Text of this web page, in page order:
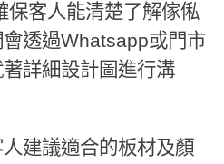
保客人能清楚了解傢俬
透過Whatsapp或門市
詳細設計圖進行溝
建議適合的板材及顏